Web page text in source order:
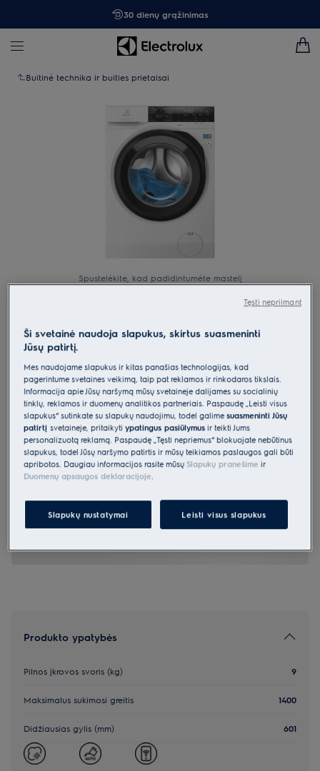
30 dienų grąžinimas
Buitinė technika ir buities prietaisai
Spustelėkite, kad padidintumėte mastelį
EW7F4492ACE
Skalbyklė 700 serija „SteamCare“
su „AutoDose“ funkcija su garų
programa 9 kg
0 (0)
Gaminio informacijos lapas
Pagrindiniai privalumai
700 serijos „SteamCare“ skalbimo mašina atšviežina drabužius bet
skalbimo
„SteamRefresh“ programą.
Produkto ypatybės
Pilnos įkrovos svoris (kg) 9
Maksimalus sukimosi greitis 1400
Didžiausias gylis (mm) 601
Ši svetainė naudoja slapukus, skirtus suasmeninti
Jūsų patirtį.
Mes naudojame slapukus ir kitas panašias technologijas, kad
pagerintume svetainės veikimą, taip pat reklamos ir rinkodaros tikslais.
Informacija apie Jūsų naršymą mūsų svetainėje dalijamės su socialinių
tinklų, reklamos ir duomenų analitikos partneriais. Paspaudę „Leisti visus
slapukus“ sutinkate su slapukų naudojimu, todėl galimesuasmeninti Jūsų
patirtįsvetainėje, pritaikytiypatingus pasiūlymus ir teikti Jums
personalizuotą reklamą. Paspaudę „Tęsti nepriėmus“ blokuojate nebūtinus
slapukus, todėl Jūsų naršymo patirtis ir mūsų teikiamos paslaugos gali būti
apribotos. Daugiau informacijos rasite mūsų Slapukų pranešime ir
Duomenų apsaugos deklaracijoje.
Slapukų nustatymai Leisti visus slapukus
Tęsti nepriimant